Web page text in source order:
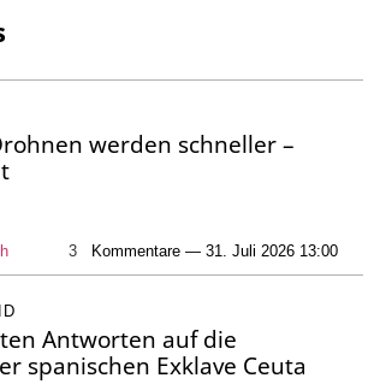
werden schneller –
3 Kommentare — 31. Juli 2026 13:00
Antworten auf die
spanischen Exklave Ceuta